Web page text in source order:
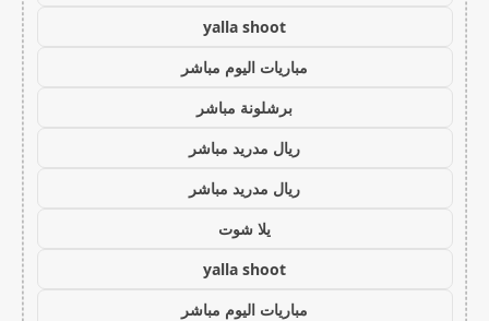
yalla shoot
مباريات اليوم مباشر
برشلونة مباشر
ريال مدريد مباشر
ريال مدريد مباشر
يلا شوت
yalla shoot
مباريات اليوم مباشر